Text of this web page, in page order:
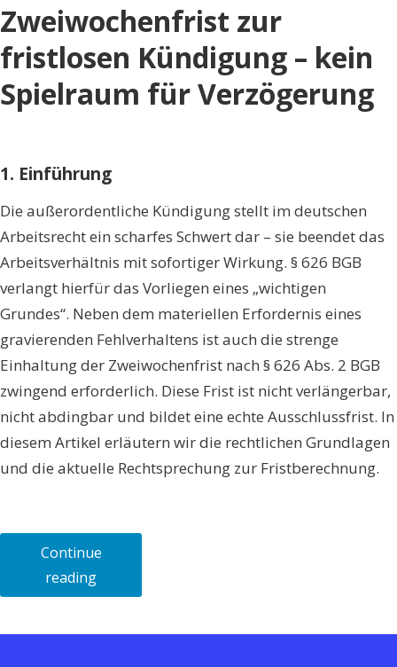
Zweiwochenfrist zur
fristlosen Kündigung – kein
Spielraum für Verzögerung
1. Einführung
Die außerordentliche Kündigung stellt im deutschen
Arbeitsrecht ein scharfes Schwert dar – sie beendet das
Arbeitsverhältnis mit sofortiger Wirkung. § 626 BGB
verlangt hierfür das Vorliegen eines „wichtigen
Grundes“. Neben dem materiellen Erfordernis eines
gravierenden Fehlverhaltens ist auch die strenge
Einhaltung der Zweiwochenfrist nach § 626 Abs. 2 BGB
zwingend erforderlich. Diese Frist ist nicht verlängerbar,
nicht abdingbar und bildet eine echte Ausschlussfrist. In
diesem Artikel erläutern wir die rechtlichen Grundlagen
und die aktuelle Rechtsprechung zur Fristberechnung.
Continue
reading„Zweiwochenfrist
zur